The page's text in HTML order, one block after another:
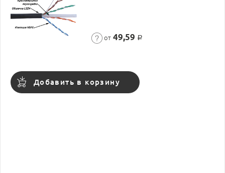
от 49,59 Р
Добавить в корзину